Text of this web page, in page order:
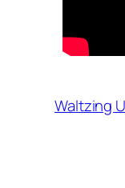
Waltzing